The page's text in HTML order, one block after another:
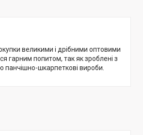
великими і дрібними оптовими
гарним попитом, так як зроблені з
панчішно-шкарпеткові вироби.